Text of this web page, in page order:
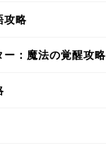
攻略
ー：魔法の覚醒攻略